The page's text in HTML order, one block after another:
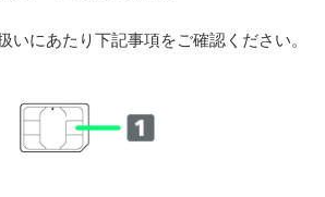
いにあたり下記事項をご確認ください。